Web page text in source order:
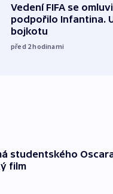
Vedení FIFA se
podpořilo Infantina.
bojkotu
před 2hodinami
studentského
film